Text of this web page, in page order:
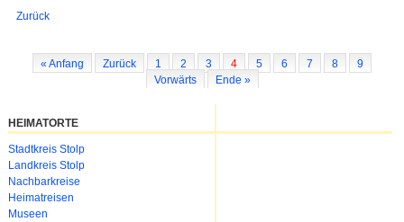
Zurück
« Anfang Zurück 1 2 3 4 5 6 7 8
9
Vorwärts
Ende »
HEIMATORTE
Navigation
überspringen
Stadtkreis Stolp
Landkreis Stolp
Nachbarkreise
Heimatreisen
Museen